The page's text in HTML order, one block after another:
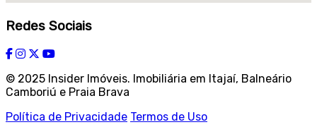
Redes Sociais
© 2025 Insider Imóveis. Imobiliária em Itajaí, Balneário
Camboriú e Praia Brava
Política de Privacidade Termos de Uso